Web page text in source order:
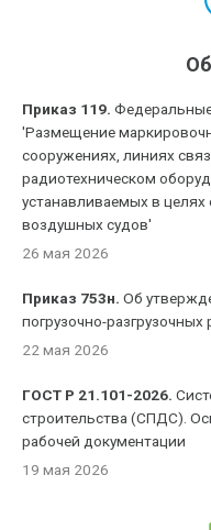
Приказ 119.
'Размещение
сооружениях, линиях
радиотехническом
устанавливаемых в целях
воздушных судов'
26 мая 2026
Приказ 753н. Об
погрузочно-
22 мая 2026
ГОСТ Р 21.101-2026.
строительства (СПДС).
рабочей документации
19 мая 2026